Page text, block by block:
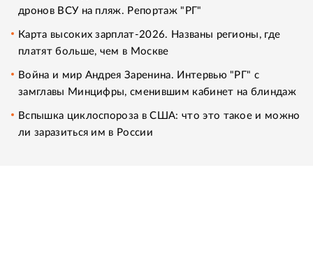
дронов ВСУ на пляж. Репортаж "РГ"
Карта высоких зарплат-2026. Названы регионы, где
платят больше, чем в Москве
Война и мир Андрея Заренина. Интервью "РГ" с
замглавы Минцифры, сменившим кабинет на блиндаж
Вспышка циклоспороза в США: что это такое и можно
ли заразиться им в России